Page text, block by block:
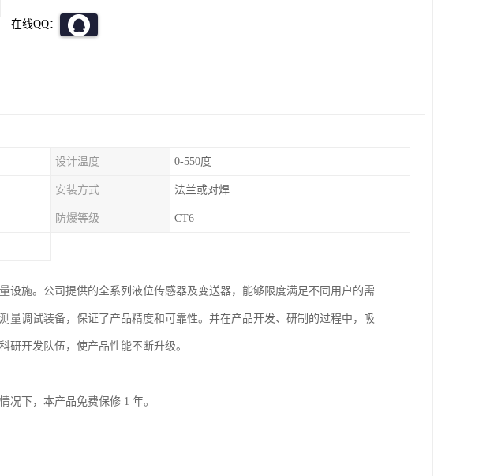
在线QQ：
设计温度 0-550度
安装方式 法兰或对焊
防爆等级 CT6
设施。公司提供的全系列液位传感器及变送器，能够限度满足不同用户的需
量调试装备，保证了产品精度和可靠性。并在产品开发、研制的过程中，吸
研开发队伍，使产品性能不断升级。
况下，本产品免费保修 1 年。